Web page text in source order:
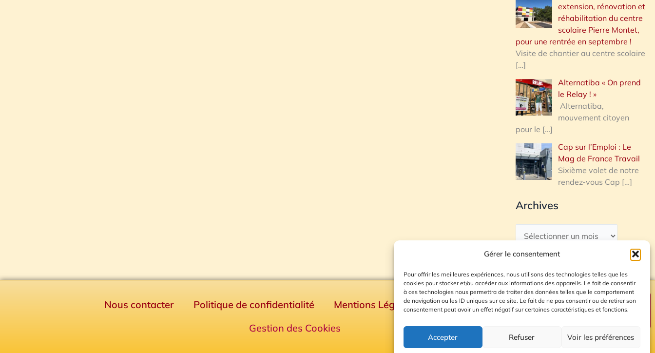
Gérer le consentement
Pour offrir les meilleures expériences, nous utilisons des technologies telles que les
cookies pour stocker et/ou accéder aux informations des appareils. Le fait de consentir
à ces technologies nous permettra de traiter des données telles que le comportement
de navigation ou les ID uniques sur ce site. Le fait de ne pas consentir ou de retirer son
consentement peut avoir un effet négatif sur certaines caractéristiques et fonctions.
Accepter Refuser Voir les préférences
extension, rénovation et
réhabilitation du centre
scolaire Pierre Montet,
pour une rentrée en septembre !
Visite de chantier au centre scolaire
[…]
Alternatiba « On prend
le Relay ! »
Alternatiba,
mouvement citoyen
pour le […]
Cap sur l’Emploi : Le
Mag de France Travail
Sixième volet de notre
rendez-vous Cap […]
Archives
Nous contacter Politique de confidentialité Mentions Légales
Plan du site
Gestion des Cookies